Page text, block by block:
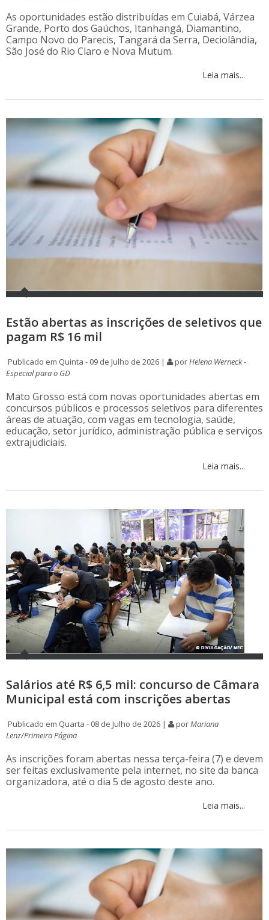
As oportunidades estão distribuídas em Cuiabá, Várzea
Grande, Porto dos Gaúchos, Itanhangá, Diamantino,
Campo Novo do Parecis, Tangará da Serra, Deciolândia,
São José do Rio Claro e Nova Mutum.
Leia mais...
Estão abertas as inscrições de seletivos que
pagam R$ 16 mil
Publicado em Quinta - 09 de Julho de 2026 | porHelena Werneck -
Especial para o GD
Mato Grosso está com novas oportunidades abertas em
concursos públicos e processos seletivos para diferentes
áreas de atuação, com vagas em tecnologia, saúde,
educação, setor jurídico, administração pública e serviços
extrajudiciais.
Leia mais...
Salários até R$ 6,5 mil: concurso de Câmara
Municipal está com inscrições abertas
Publicado em Quarta - 08 de Julho de 2026 | porMariana
Lenz/Primeira Página
As inscrições foram abertas nessa terça-feira (7) e devem
ser feitas exclusivamente pela internet, no site da banca
organizadora, até o dia 5 de agosto deste ano.
Leia mais...